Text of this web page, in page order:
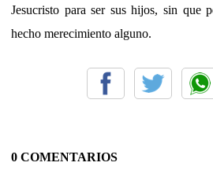
Jesucristo para ser sus hijos, sin que
hecho merecimiento alguno.
0 COMENTARIOS